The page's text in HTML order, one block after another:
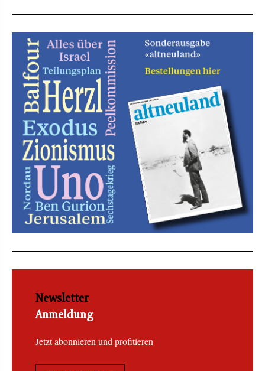
Newsletter
Anmeldung
Jetzt abonnieren und profitieren